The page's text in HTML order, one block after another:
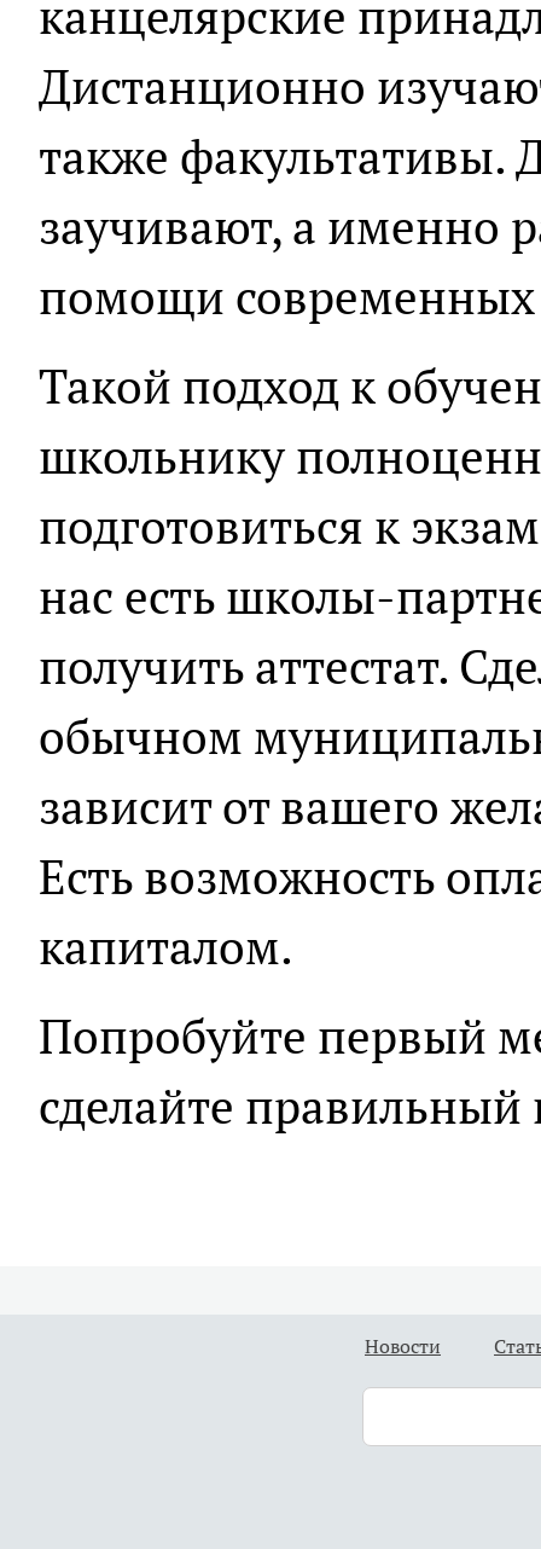
канцелярские
Дистанционно
также факультативы.
заучивают, а именно
помощи
Такой подход к
школьнику
подготовиться к
нас есть школы-
получить аттестат.
обычном
зависит от вашего
Есть возможность
капиталом.
Попробуйте первый
сделайте
Новости